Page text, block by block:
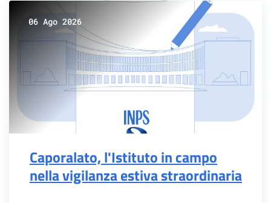
06 Ago 2026
Caporalato, l'Istituto in campo
nella vigilanza estiva straordinaria